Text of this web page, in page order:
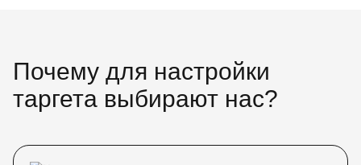
Почему для настройки
таргета выбирают нас?